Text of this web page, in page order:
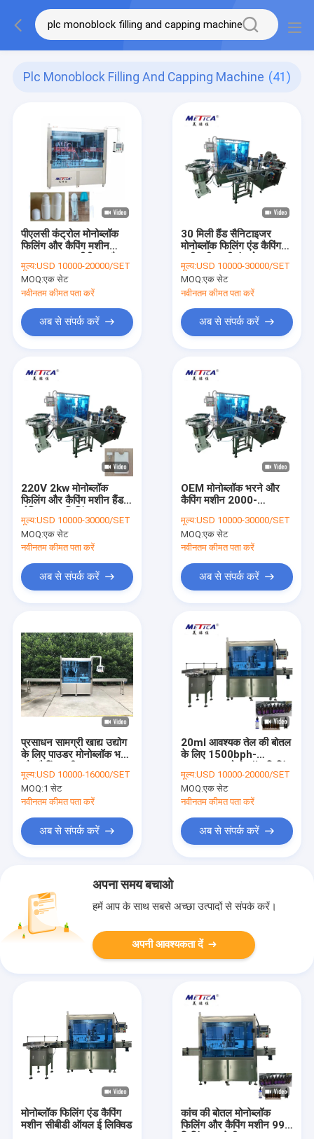
Plc Monoblock Filling And Capping Machine (41)
पीएलसी कंट्रोल मोनोब्लॉक
फिलिंग और कैपिंग मशीन
ड्रॉपर बोतलों के लिए 99%
फिलिंग सटीकता के साथ
मूल्य:USD 10000-20000/SET
MOQ:एक सेट
नवीनतम कीमत पता करें
अब से संपर्क करें
30 मिली हैंड सैनिटाइजर
मोनोब्लॉक फिलिंग एंड कैपिंग
मूल्य:USD 10000-30000/SET
MOQ:एक सेट
नवीनतम कीमत पता करें
अब से संपर्क करें
220V 2kw मोनोब्लॉक
फिलिंग और कैपिंग मशीन हैंड
मूल्य:USD 10000-30000/SET
MOQ:एक सेट
नवीनतम कीमत पता करें
अब से संपर्क करें
OEM मोनोब्लॉक भरने और
कैपिंग मशीन 2000-
मूल्य:USD 10000-30000/SET
MOQ:एक सेट
नवीनतम कीमत पता करें
अब से संपर्क करें
प्रसाधन सामग्री खाद्य उद्योग
के लिए पाउडर मोनोब्लॉक भरने
मूल्य:USD 10000-16000/SET
MOQ:1 सेट
नवीनतम कीमत पता करें
अब से संपर्क करें
20ml आवश्यक तेल की बोतल
के लिए 1500bph-
और कैपिंग मशीन
मूल्य:USD 10000-20000/SET
MOQ:एक सेट
नवीनतम कीमत पता करें
अब से संपर्क करें
अपना समय बचाओ
हमें आप के साथ सबसे अच्छा उत्पादों से संपर्क करें।
अपनी आवश्यकता दें
मोनोब्लॉक फिलिंग एंड कैपिंग
मशीन सीबीडी ऑयल ई लिक्विड
कांच की बोतल मोनोब्लॉक
फिलिंग और कैपिंग मशीन 99%